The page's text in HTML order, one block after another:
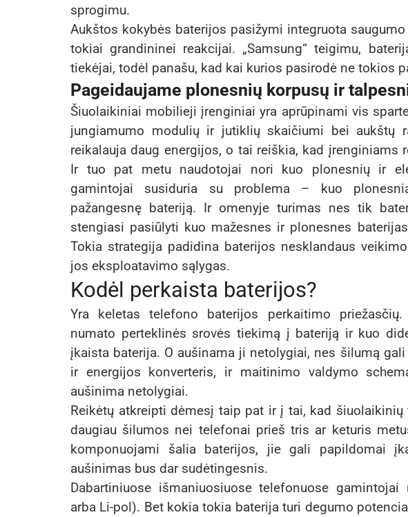
sprogimu.
Aukštos kokybės baterijos pasižymi integruota
tokiai grandininei reakcijai. „Samsung“ teigimu,
tiekėjai, todėl panašu, kad kai kurios pasirodė ne tokios
Pageidaujame plonesnių korpusų ir
Šiuolaikiniai mobilieji įrenginiai yra aprūpinami vis
jungiamumo modulių ir jutiklių skaičiumi bei aukštų
reikalauja daug energijos, o tai reiškia, kad įrenginiams
Ir tuo pat metu naudotojai nori kuo plonesnių ir
gamintojai susiduria su problema – kuo
pažangesnę bateriją. Ir omenyje turimas nes tik
stengiasi pasiūlyti kuo mažesnes ir plonesnes
Tokia strategija padidina baterijos nesklandaus
jos eksploatavimo sąlygas.
Kodėl perkaista baterijos?
Yra keletas telefono baterijos perkaitimo
numato perteklinės srovės tiekimą į bateriją ir kuo
įkaista baterija. O aušinama ji netolygiai, nes šilumą
ir energijos konverteris, ir maitinimo valdymo
aušinima netolygiai.
Reikėtų atkreipti dėmesį taip pat ir į tai, kad
daugiau šilumos nei telefonai prieš tris ar keturis
komponuojami šalia baterijos, jie gali papildomai
aušinimas bus dar sudėtingesnis.
Dabartiniuose išmaniuosiuose telefonuose
arba Li-pol). Bet kokia tokia baterija turi degumo